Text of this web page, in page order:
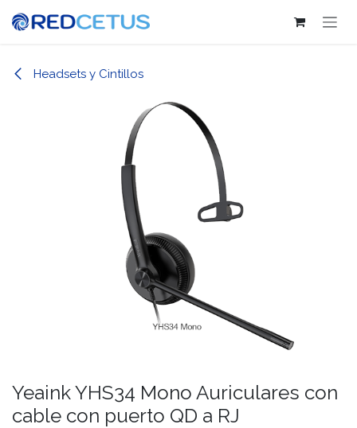
Headsets y Cintillos
Yeaink YHS34 Mono Auriculares con
cable con puerto QD a RJ